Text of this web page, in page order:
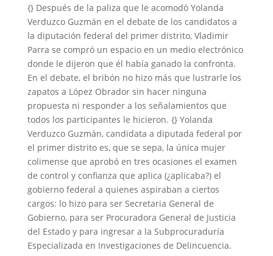
{} Después de la paliza que le acomodó Yolanda
Verduzco Guzmán en el debate de los candidatos a
la diputación federal del primer distrito, Vladimir
Parra se compró un espacio en un medio electrónico
donde le dijeron que él había ganado la confronta.
En el debate, el bribón no hizo más que lustrarle los
zapatos a López Obrador sin hacer ninguna
propuesta ni responder a los señalamientos que
todos los participantes le hicieron. {} Yolanda
Verduzco Guzmán, candidata a diputada federal por
el primer distrito es, que se sepa, la única mujer
colimense que aprobó en tres ocasiones el examen
de control y confianza que aplica (¿aplicaba?) el
gobierno federal a quienes aspiraban a ciertos
cargos: lo hizo para ser Secretaria General de
Gobierno, para ser Procuradora General de Justicia
del Estado y para ingresar a la Subprocuraduría
Especializada en Investigaciones de Delincuencia.